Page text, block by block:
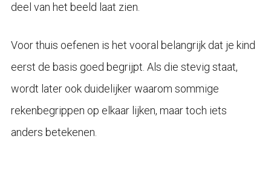
deel van het beeld laat zien.
Voor thuis oefenen is het vooral belangrijk dat je kind
eerst de basis goed begrijpt. Als die stevig staat,
wordt later ook duidelijker waarom sommige
rekenbegrippen op elkaar lijken, maar toch iets
anders betekenen.